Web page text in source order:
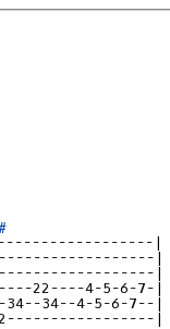
|
|
|
22----4-5-6-7-|
34--4-5-6-7--|
|